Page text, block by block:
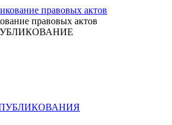
правовых актов